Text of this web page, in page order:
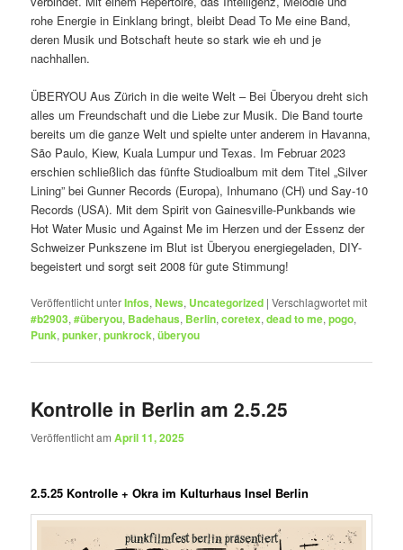
rohe Energie in Einklang bringt, bleibt Dead To Me eine Band,
deren Musik und Botschaft heute so stark wie eh und je
nachhallen.
ÜBERYOU Aus Zürich in die weite Welt – Bei Überyou dreht sich
alles um Freundschaft und die Liebe zur Musik. Die Band tourte
bereits um die ganze Welt und spielte unter anderem in Havanna,
São Paulo, Kiew, Kuala Lumpur und Texas. Im Februar 2023
erschien schließlich das fünfte Studioalbum mit dem Titel „Silver
Lining” bei Gunner Records (Europa), Inhumano (CH) und Say-10
Records (USA). Mit dem Spirit von Gainesville-Punkbands wie
Hot Water Music und Against Me im Herzen und der Essenz der
Schweizer Punkszene im Blut ist Überyou energiegeladen, DIY-
begeistert und sorgt seit 2008 für gute Stimmung!
Veröffentlicht unterInfos,News, Uncategorized |Verschlagwortet mit
#b2903,#überyou, Badehaus, Berlin,coretex,dead to me,pogo,
Punk,punker,punkrock,überyou
Kontrolle in Berlin am 2.5.25
Veröffentlicht amApril 11, 2025
2.5.25 Kontrolle + Okra im Kulturhaus Insel Berlin